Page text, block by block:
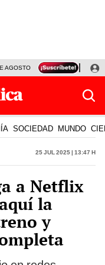
AGOSTO TINKA RESULTADOS
SOCIEDAD MUNDO
25 Jul 2025 | 13:47 h
a Netflix
la
y